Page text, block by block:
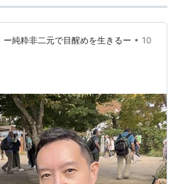
純粋非二元で目醒めを生きるー • 10